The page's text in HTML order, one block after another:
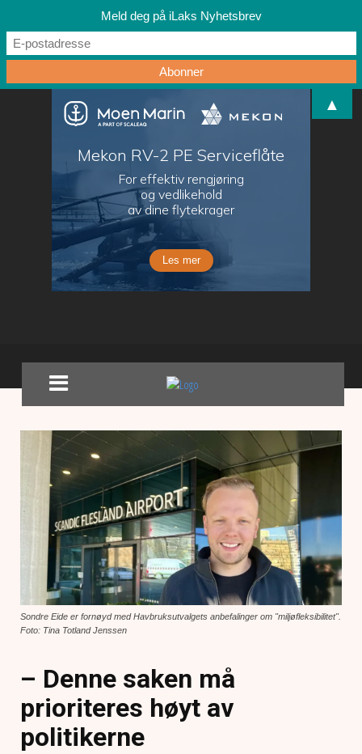
Sondre Eide er fornøyd med Havbruksutvalgets anbefalinger om "miljøfleksibilitet".
Foto: Tina Totland Jenssen
– Denne saken må
prioriteres høyt av
politikerne
Meld deg på iLaks Nyhetsbrev
▲